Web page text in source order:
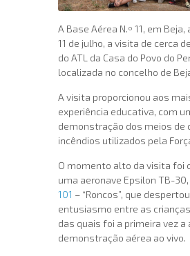
A Base Aérea N.º 11, em Beja,
11 de julho, a visita de cerca
do ATL da Casa do Povo do
localizada no concelho de
A visita proporcionou aos
experiência educativa, com
demonstração dos meios de
incêndios utilizados pela
O momento alto da visita foi
uma aeronave Epsilon TB-30,
101 – “Roncos”, que
entusiasmo entre as
das quais foi a primeira vez
demonstração aérea ao vivo.